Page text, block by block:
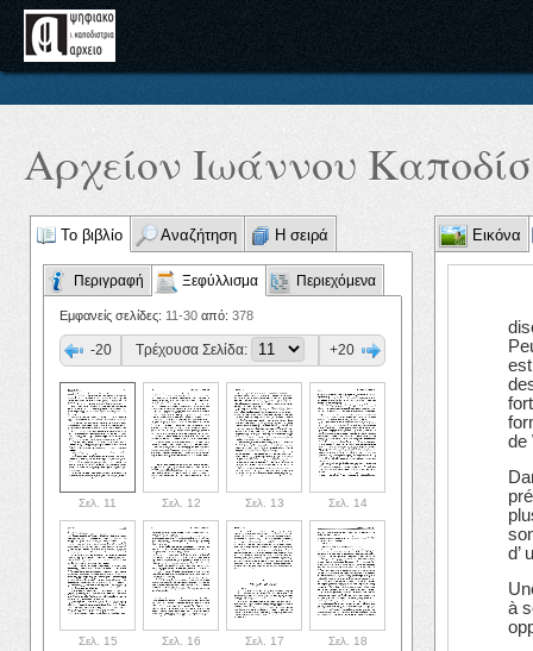
Αρχείον Ιωάννου
Το βιβλίο Αναζήτηση Η σειρά
Περιγραφή Ξεφύλλισμα Περιεχόμενα
Εμφανείς σελίδες: 11-30 από: 378
-20 Τρέχουσα Σελίδα: +20
Σελ. 11 Σελ. 12 Σελ. 13 Σελ. 14
Σελ. 15 Σελ. 16 Σελ. 17 Σελ. 18
Εικόνα
de
d’
à